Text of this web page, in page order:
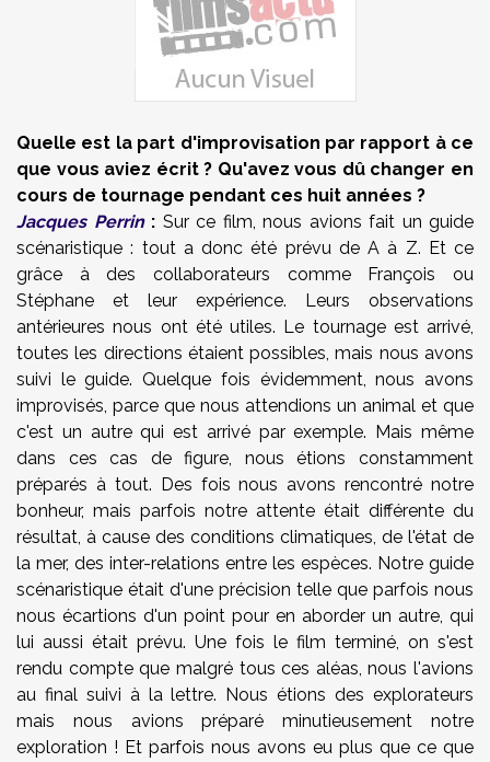
Quelle est la part d'improvisation par rapport à ce
que vous aviez écrit ? Qu'avez vous dû changer en
cours de tournage pendant ces huit années ?
Jacques Perrin: Sur ce film, nous avions fait un guide
scénaristique : tout a donc été prévu de A à Z. Et ce
grâce à des collaborateurs comme François ou
Stéphane et leur expérience. Leurs observations
antérieures nous ont été utiles. Le tournage est arrivé,
toutes les directions étaient possibles, mais nous avons
suivi le guide. Quelque fois évidemment, nous avons
improvisés, parce que nous attendions un animal et que
c'est un autre qui est arrivé par exemple. Mais même
dans ces cas de figure, nous étions constamment
préparés à tout. Des fois nous avons rencontré notre
bonheur, mais parfois notre attente était différente du
résultat, à cause des conditions climatiques, de l'état de
la mer, des inter-relations entre les espèces. Notre guide
scénaristique était d'une précision telle que parfois nous
nous écartions d'un point pour en aborder un autre, qui
lui aussi était prévu. Une fois le film terminé, on s'est
rendu compte que malgré tous ces aléas, nous l'avions
au final suivi à la lettre. Nous étions des explorateurs
mais nous avions préparé minutieusement notre
exploration ! Et parfois nous avons eu plus que ce que